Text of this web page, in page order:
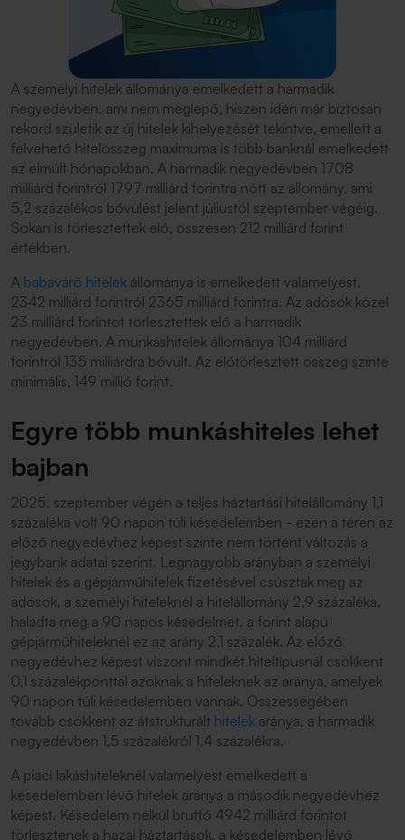
A személyi hitelek állománya emelkedett a harmadik
negyedévben, ami nem meglepő, hiszen idén már biztosan
rekord születik az új hitelek kihelyezését tekintve, emellett a
felvehető hitelösszeg maximuma is több banknál emelkedett
az elmúlt hónapokban. A harmadik negyedévben 1708
milliárd forintról 1797 milliárd forintra nőtt az állomány, ami
5,2 százalékos bővülést jelent júliustól szeptember végéig.
Sokan is törlesztettek elő, összesen 212 milliárd forint
értékben.
A babaváró hitelek állománya is emelkedett valamelyest,
2342 milliárd forintról 2365 milliárd forintra. Az adósok közel
23 milliárd forintot törlesztettek elő a harmadik
negyedévben. A munkáshitelek állománya 104 milliárd
forintról 135 milliárdra bővült. Az előtörlesztett összeg szinte
minimális, 149 millió forint.
Egyre több munkáshiteles lehet
bajban
2025. szeptember végén a teljes háztartási hitelállomány 1,1
százaléka volt 90 napon túli késedelemben - ezen a téren az
előző negyedévhez képest szinte nem történt változás a
jegybank adatai szerint. Legnagyobb arányban a személyi
hitelek és a gépjárműhitelek fizetésével csúsztak meg az
adósok, a személyi hiteleknél a hitelállomány 2,9 százaléka,
haladta meg a 90 napos késedelmet, a forint alapú
gépjárműhiteleknél ez az arány 2,1 százalék. Az előző
negyedévhez képest viszont mindkét hiteltípusnál csökkent
0,1 százalékponttal azoknak a hiteleknek az aránya, amelyek
90 napon túli késedelemben vannak. Összességében
tovább csökkent az átstrukturált hitelek aránya, a harmadik
negyedévben 1,5 százalékról 1,4 százalékra.
A piaci lakáshiteleknél valamelyest emelkedett a
késedelemben lévő hitelek aránya a második negyedévhez
képest. Késedelem nélkül bruttó 4942 milliárd forintot
törlesztenek a hazai háztartások, a késedelemben lévő